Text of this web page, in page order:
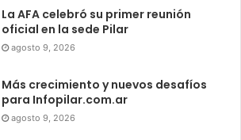
La AFA celebró su primer reunión
oficial en la sede Pilar
agosto 9, 2026
Más crecimiento y nuevos desafíos
para Infopilar.com.ar
agosto 9, 2026